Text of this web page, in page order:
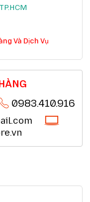
VỤ
FDI Chi tiết
(*) Chi tiết
(*) Chi tiết
(*)
(*)
Và Dịch Vụ
0983.410.916